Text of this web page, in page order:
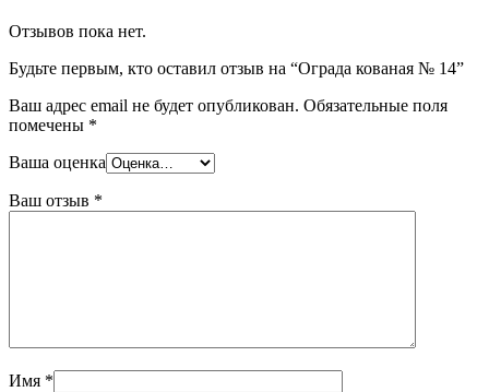
Отзывов пока нет.
Будьте первым, кто оставил отзыв на “Ограда кованая № 14”
Ваш адрес email не будет опубликован. Обязательные поля
помечены *
Ваша оценка
Ваш отзыв *
Имя *